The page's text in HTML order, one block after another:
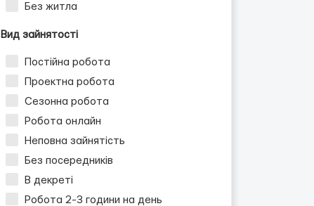
Без житла
Вид зайнятості
Постійна робота
Проектна робота
Сезонна робота
Робота онлайн
Неповна зайнятість
Без посередників
В декреті
Робота 2-3 години на день